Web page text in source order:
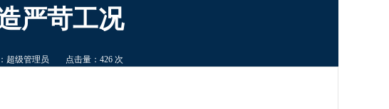
严苛工况
超级管理员 点击量：426 次